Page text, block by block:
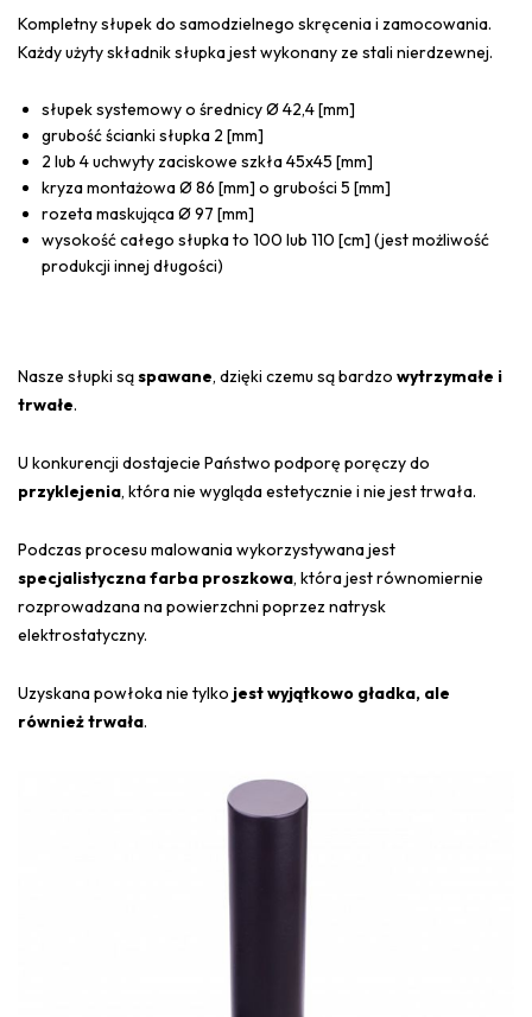
Kompletny słupek do samodzielnego skręcenia i zamocowania.
Każdy użyty składnik słupka jest wykonany ze stali nierdzewnej.
słupek systemowy o średnicy Ø 42,4 [mm]
grubość ścianki słupka 2 [mm]
2 lub 4 uchwyty zaciskowe szkła 45x45 [mm]
kryza montażowa Ø 86 [mm] o grubości 5 [mm]
rozeta maskująca Ø 97 [mm]
wysokość całego słupka to 100 lub 110 [cm] (jest możliwość
produkcji innej długości)
Nasze słupki sąspawane, dzięki czemu są bardzo wytrzymałe i
trwałe.
U konkurencji dostajecie Państwo podporę poręczy do
przyklejenia, która nie wygląda estetycznie i nie jest trwała.
Podczas procesu malowania wykorzystywana jest
specjalistyczna farba proszkowa, która jest równomiernie
rozprowadzana na powierzchni poprzez natrysk
elektrostatyczny.
Uzyskana powłoka nie tylko jest wyjątkowo gładka, ale
również trwała.